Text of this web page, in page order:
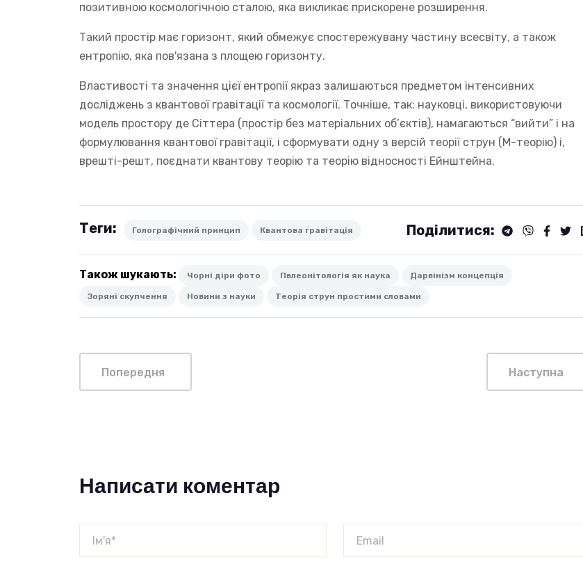
позитивною космологічною сталою, яка викликає прискорене розширення.
Такий простір має горизонт, який обмежує спостережувану частину всесвіту, а також
ентропію, яка пов'язана з площею горизонту.
Властивості та значення цієї ентропії якраз залишаються предметом інтенсивних
досліджень з квантової гравітації та космології. Точніше, так: науковці, використовуючи
модель простору де Сіттера (простір без матеріальних об’єктів), намагаються “вийти” і на
формулювання квантової гравітації, і сформувати одну з версій теорії струн (М-теорію) і,
врешті-решт, поєднати квантову теорію та теорію відносності Ейнштейна.
Теги: Голографічний принцип Квантова гравітація Поділитися:
Також шукають: Чорні діри фото Пвлеонітологія як наука Дарвінізм концепція
Зоряні скупчення Новини з науки Теорія струн простими словами
Попередня Наступна
Написати коментар